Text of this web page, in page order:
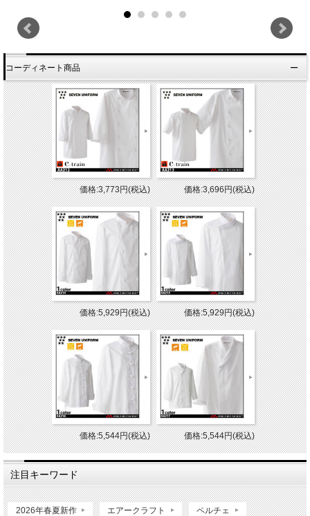
コーディネート商品
価格:3,773円(税込) 価格:3,696円(税込)
価格:5,929円(税込) 価格:5,929円(税込)
価格:5,544円(税込) 価格:5,544円(税込)
注目キーワード
2026年春夏新作 エアークラフト ペルチェ